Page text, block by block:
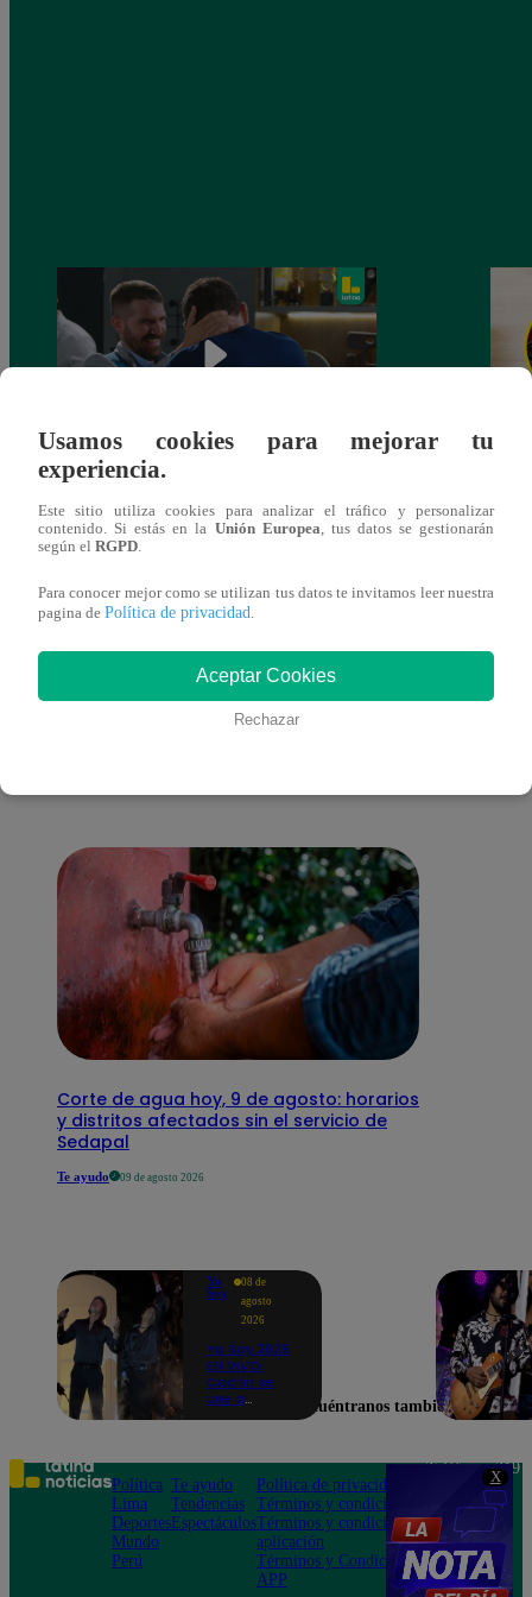
X
y revela por qué aceptó participar en la
novela
También te puede
Corte de agua hoy, 9 de agosto: horarios
y distritos afectados sin el servicio de
Sedapal
Te ayudo 09 de agosto 2026
Yo
Soy
08 de
agosto
2026
Yo Soy 2026
EN VIVO:
Cachín se
une a
espectacular
versión de
“Amor mío”
Usamos cookies para mejorar tu
experiencia.
Este sitio utiliza cookies para analizar el tráfico y personalizar
contenido. Si estás en la Unión Europea , tus datos se gestionarán
según el RGPD
Para conocer mejor como se utilizan tus datos te invitamos leer nuestra
pagina de Política de privacidad
Aceptar Cookies
Rechazar
Encuéntranos también en
Política
Lima
Deportes
Mundo
Perú
Te ayudo
Tendencias
Espectáculos
Política de privacidad
Términos y condiciones
Términos y condiciones
aplicación
Términos y Condiciones
APP
Teléfono: 219
Av. San
Felipe 968
Jesús María